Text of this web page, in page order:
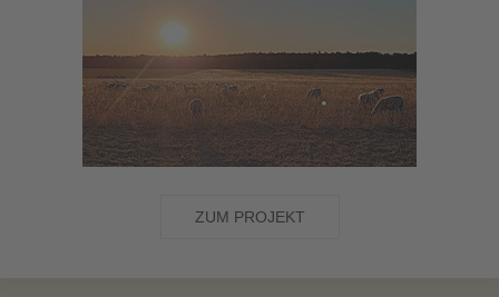
ZUM PROJEKT